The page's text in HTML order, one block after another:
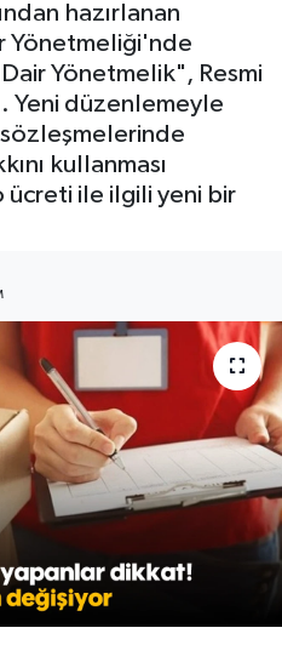
hazırlanan
Yönetmeliği'nde
Dair Yönetmelik", Resmi
Yeni düzenlemeyle
kullanması
ücreti ile ilgili yeni bir